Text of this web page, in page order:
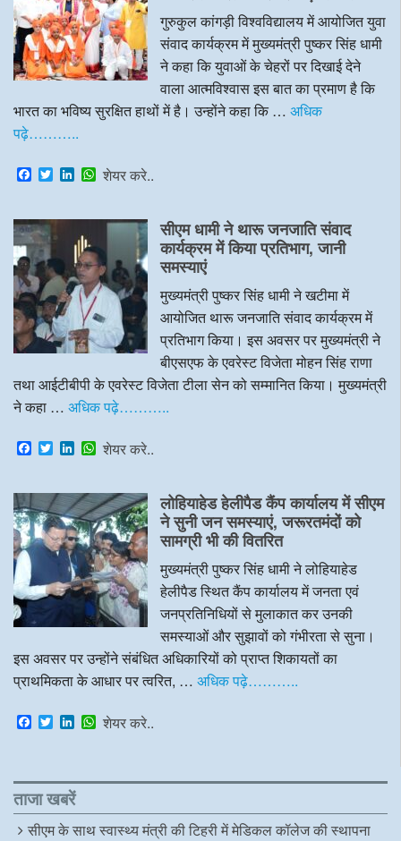
गुरुकुल कांगड़ी विश्वविद्यालय में आयोजित युवा
संवाद कार्यक्रम में मुख्यमंत्री पुष्कर सिंह धामी
ने कहा कि युवाओं के चेहरों पर दिखाई देने
वाला आत्मविश्वास इस बात का प्रमाण है कि
भारत का भविष्य सुरक्षित हाथों में है। उन्होंने कहा कि … अधिक
पढ़े………..
F
a
e
b
o
o
k
T
w
t
e
r
L
k
e
d
I
n
W
t
A
p
p
शेयर करे..
सीएम धामी ने थारू जनजाति संवाद
कार्यक्रम में किया प्रतिभाग, जानी
समस्याएं
मुख्यमंत्री पुष्कर सिंह धामी ने खटीमा में
आयोजित थारू जनजाति संवाद कार्यक्रम में
प्रतिभाग किया। इस अवसर पर मुख्यमंत्री ने
बीएसएफ के एवरेस्ट विजेता मोहन सिंह राणा
तथा आईटीबीपी के एवरेस्ट विजेता टीला सेन को सम्मानित किया। मुख्यमंत्री
ने कहा … अधिक पढ़े………..
F
a
e
b
o
o
k
T
w
t
t
e
r
L
k
e
d
I
n
W
t
s
A
p
p
शेयर करे..
लोहियाहेड हेलीपैड कैंप कार्यालय में सीएम
ने सुनी जन समस्याएं, जरूरतमंदों को
सामग्री भी की वितरित
मुख्यमंत्री पुष्कर सिंह धामी ने लोहियाहेड
हेलीपैड स्थित कैंप कार्यालय में जनता एवं
जनप्रतिनिधियों से मुलाकात कर उनकी
समस्याओं और सुझावों को गंभीरता से सुना।
इस अवसर पर उन्होंने संबंधित अधिकारियों को प्राप्त शिकायतों का
प्राथमिकता के आधार पर त्वरित, … अधिक पढ़े………..
F
a
b
o
o
k
T
w
t
e
r
L
e
d
I
n
W
s
p
शेयर करे..
ताजा खबरें
सीएम के साथ स्वास्थ्य मंत्री की टिहरी में मेडिकल कॉलेज की स्थापना